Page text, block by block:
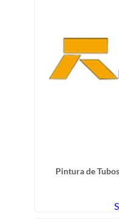
Pintura de